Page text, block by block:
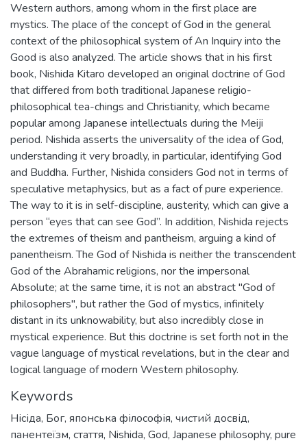
Western authors, among whom in the first place are
mystics. The place of the concept of God in the general
context of the philosophical system of An Inquiry into the
Good is also analyzed. The article shows that in his first
book, Nishida Kitaro developed an original doctrine of God
that differed from both traditional Japanese religio-
philosophical tea-chings and Christianity, which became
popular among Japanese intellectuals during the Meiji
period. Nishida asserts the universality of the idea of God,
understanding it very broadly, in particular, identifying God
and Buddha. Further, Nishida considers God not in terms of
speculative metaphysics, but as a fact of pure experience.
The way to it is in self-discipline, austerity, which can give a
person “eyes that can see God”. In addition, Nishida rejects
the extremes of theism and pantheism, arguing a kind of
panentheism. The God of Nishida is neither the transcendent
God of the Abrahamic religions, nor the impersonal
Absolute; at the same time, it is not an abstract "God of
philosophers", but rather the God of mystics, infinitely
distant in its unknowability, but also incredibly close in
mystical experience. But this doctrine is set forth not in the
vague language of mystical revelations, but in the clear and
logical language of modern Western philosophy.
Keywords
Нісіда, Бог, японська філософія, чистий досвід,
панентеїзм, стаття, Nishida, God, Japanese philosophy, pure